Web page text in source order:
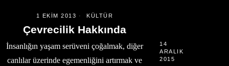
1 EKIM 2013 KÜLTÜR
Çevrecilik Hakkında
İnsanlığın yaşam serüveni çoğalmak, diğer
canlılar üzerinde egemenliğini artırmak ve
14
ARALIK
2015